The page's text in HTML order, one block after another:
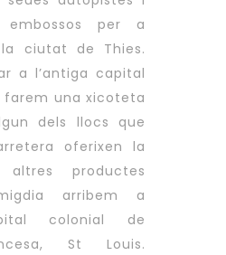
embossos per a
ciutat de Thies.
a l’antiga capital
una xicoteta
dels llocs que
oferixen la
productes
arribem a
colonial de
St Louis.